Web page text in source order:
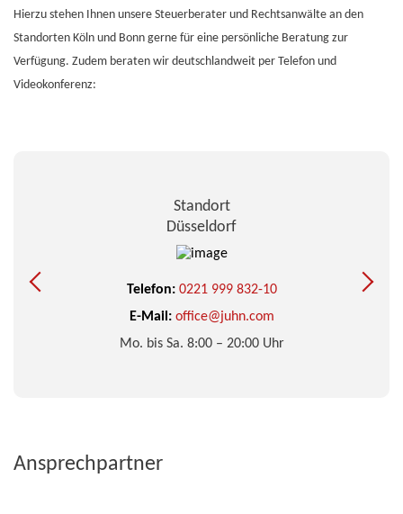
Hierzu stehen Ihnen unsere Steuerberater und Rechtsanwälte an den
Standorten Köln und Bonn gerne für eine persönliche Beratung zur
Verfügung. Zudem beraten wir deutschlandweit per Telefon und
Videokonferenz:
Standort
Düsseldorf
Telefon: 0221 999 832-10
E-Mail: office@juhn.com
Mo. bis Sa. 8:00 – 20:00 Uhr
Ansprechpartner